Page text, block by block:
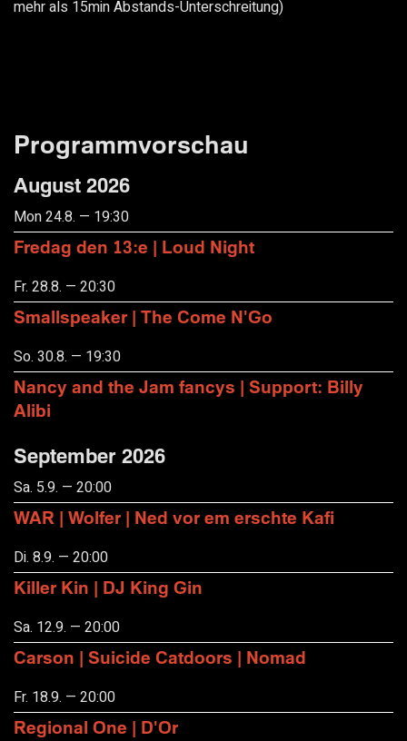
mehr als 15min Abstands-Unterschreitung)
Programmvorschau
August 2026
Mon 24.8. — 19:30
Fredag den 13:e | Loud Night
Fr. 28.8. — 20:30
Smallspeaker | The Come N'Go
So. 30.8. — 19:30
Nancy and the Jam fancys | Support: Billy
Alibi
September 2026
Sa. 5.9. — 20:00
WAR | Wolfer | Ned vor em erschte Kafi
Di. 8.9. — 20:00
Killer Kin | DJ King Gin
Sa. 12.9. — 20:00
Carson | Suicide Catdoors | Nomad
Fr. 18.9. — 20:00
Regional One | D'Or